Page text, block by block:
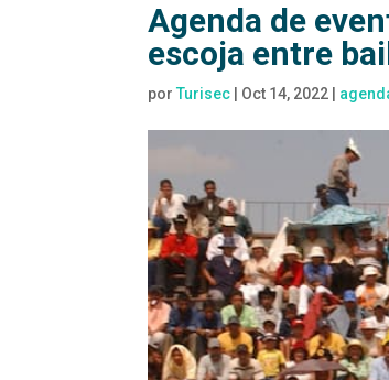
Agenda de
escoja entre
porTurisec Oct 14, 2022